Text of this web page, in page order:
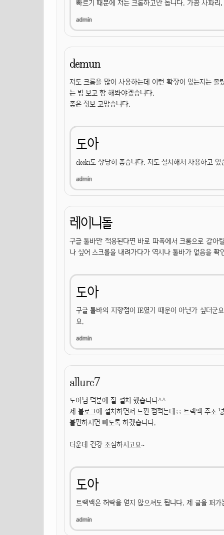
빠르기 때문에 저는 크롬하고만 놉니다. 가끔 사파
demun
저도 크롬을 많이 사용하는데 이런 확장이 있는지는
는 법 보고 함 해봐야겠습니다.
좋은 정보 고맙습니다.
도아
cleeki도 상당히 좋습니다. 저도 설치해서 사용하고 있
레이니돌
구글 툴바만 적용된다면 바로 파폭에서 크롬으로 갈아
나 싶어 스크롤을 내려가다가 역시나 툴바가 없음을 확
도아
구글 툴바의 지향점이 IE였기 때문이 아닌가 싶더군
요.
allure7
도아님 덕분에 잘 설치 했습니다^^
제 블로그에 설치하면서 느낀 점적는데;; 트랙백 주소
불편하시면 빼도록 하겠습니다.
더운데 건강 조심하시고요~
도아
트랙백은 허락을 얻지 않으셔도 됩니다. 제 글을 퍼